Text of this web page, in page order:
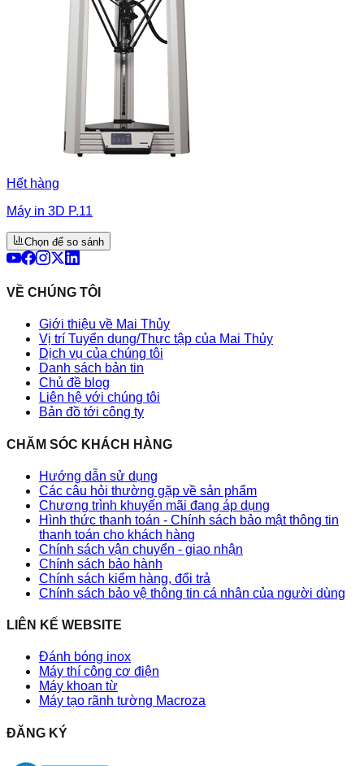
Hết hàng
Máy in 3D P.11
Chọn để so sánh
VỀ CHÚNG TÔI
Giới thiệu về Mai Thủy
Vị trí Tuyển dụng/Thực tập của Mai Thủy
Dịch vụ của chúng tôi
Danh sách bản tin
Chủ đề blog
Liên hệ với chúng tôi
Bản đồ tới công ty
CHĂM SÓC KHÁCH HÀNG
Hướng dẫn sử dụng
Các câu hỏi thường gặp về sản phẩm
Chương trình khuyến mãi đang áp dụng
Hình thức thanh toán - Chính sách bảo mật thông tin
thanh toán cho khách hàng
Chính sách vận chuyển - giao nhận
Chính sách bảo hành
Chính sách kiểm hàng, đổi trả
Chính sách bảo vệ thông tin cá nhân của người dùng
LIÊN KẾ WEBSITE
Đánh bóng inox
Máy thí công cơ điện
Máy khoan từ
Máy tạo rãnh tường Macroza
ĐĂNG KÝ